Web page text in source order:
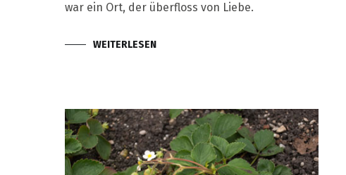
war ein Ort, der überfloss von Liebe.
WEITERLESEN